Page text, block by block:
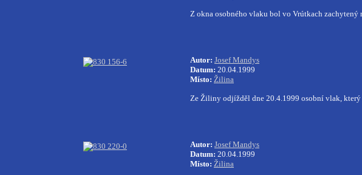
Z okna osobného vlaku bol vo Vrútkach zachytený
Autor: Josef Mandys
Datum: 20.04.1999
Místo: Žilina
Ze Žiliny odjížděl dne 20.4.1999 osobní vlak,
Autor: Josef Mandys
Datum: 20.04.1999
Místo: Žilina